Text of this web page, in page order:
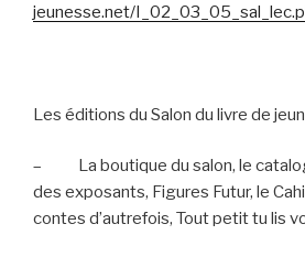
jeunesse.net/
Les éditions du Salon du livre de
–
La boutique du salon, le
des exposants, Figures Futur, le
contes d’autrefois, Tout petit tu lis